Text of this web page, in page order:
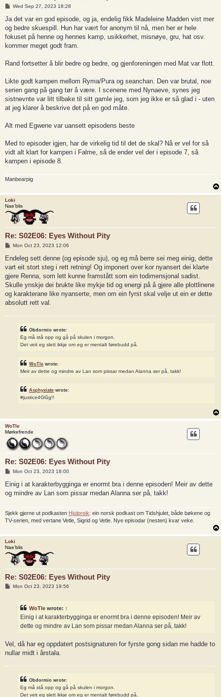
P
s
Wed Sep 27, 2023 18:28
Ja det var en god episode, og ja, endelig fikk Madeleine Madden vist mer
og bedre skuespill. Hun har vært for anonym til nå, men her er hele
fokuset på henne og hennes kamp, usikkerhet, misnøye, gru, hat osv.
kommer meget godt fram.
Rand fortsetter å blir bedre og bedre, og gjenforeningen med Mat var flott.
Likte godt kampen mellom Ryma/Pura og seanchan. Den var brutal, noe
serien gang på gang tør å være. I scenene med Nynaeve, synes jeg
sistnevnte var litt tilbake til sitt gamle jeg, som jeg ikke er så glad i - uten
at jeg klarer å beskrive det på en god måte.
Alt med Egwene var uansett episodens beste
Med to episoder igjen, har de virkelig tid til det de skal? Nå er vel for så
vidt alt klart for kampen i Falme, så de ender vel der i episode 7, så
kampen i episode 8.
Manbearpig
Loki
Nae’blis
Re: S02E06: Eyes Without Pity
P
s
Mon Oct 23, 2023 12:06
Endeleg sett denne (og episode sju), og eg må berre sei meg einig, dette
vart eit stort steg i rett retning! Og imponert over kor nyansert dei klarte
gjere Renna, som lett kunne framstått som ein todimensjonal sadist.
Skulle ynskje dei brukte like mykje tid og energi på å gjere alle plottlinene
og karakterane like nyanserte, men om ein fyrst skal velje ut ein er dette
absolutt rett val.
Obdormio wrote:
Eg må stå opp og gå på skulen i morgon.
Det veit eg slett ikkje om eg er mentalt førebudd på.
WoTle wrote:
Meir av dette og mindre av Lan som pissar medan Alanna ser på, takk!
Asphyxiate wrote:
#justice4Glûg!!
WoTle
Mørkefrende
Re: S02E06: Eyes Without Pity
P
s
Mon Oct 23, 2023 18:00
Einig i at karakterbygginga er enormt bra i denne episoden! Meir av dette
og mindre av Lan som pissar medan Alanna ser på, takk!
Sjekk gjerne ut podkasten Hjulpreik: ein norsk podkast om Tidshjulet, både bøkene og
TV-serien, med vertane Vetle, Sigrid og Vetle. Nye episodar (nesten) kvar veke.
Loki
Nae’blis
Re: S02E06: Eyes Without Pity
PMon Oct 23, 2023 19:56
WoTle wrote: ↑
Einig i at karakterbygginga er enormt bra i denne episoden! Meir av
dette og mindre av Lan som pissar medan Alanna ser på, takk!
Vel, då har eg oppdatert postsignaturen for fyrste gong sidan me hadde to
nullar midt i årstala.
Obdormio wrote:
Eg må stå opp og gå på skulen i morgon.
Det veit eg slett ikkje om eg er mentalt førebudd på.